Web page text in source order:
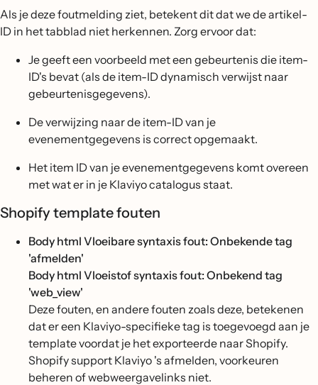
Als je deze foutmelding ziet, betekent dit dat we de artikel-
ID in het tabblad niet herkennen. Zorg ervoor dat:
Je geeft een voorbeeld met een gebeurtenis die item-
ID's bevat (als de item-ID dynamisch verwijst naar
gebeurtenisgegevens).
De verwijzing naar de item-ID van je
evenementgegevens is correct opgemaakt.
Het item ID van je evenementgegevens komt overeen
met wat er in je Klaviyo catalogus staat.
Shopify template fouten
Body html Vloeibare syntaxis fout: Onbekende tag
'afmelden'
Body html Vloeistof syntaxis fout: Onbekend tag
'web_view'
Deze fouten, en andere fouten zoals deze, betekenen
dat er een Klaviyo-specifieke tag is toegevoegd aan je
template voordat je het exporteerde naar Shopify.
Shopify support Klaviyo 's afmelden, voorkeuren
beheren of webweergavelinks niet.